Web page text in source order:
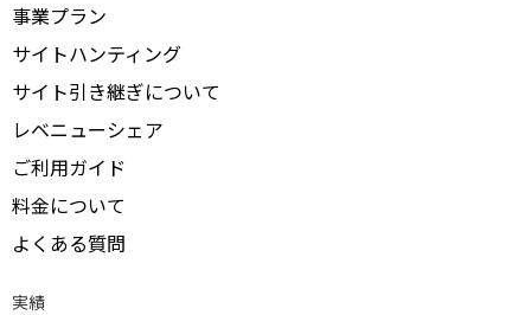
事業プラン
サイトハンティング
サイト引き継ぎについて
レベニューシェア
ご利用ガイド
料金について
よくある質問
実績